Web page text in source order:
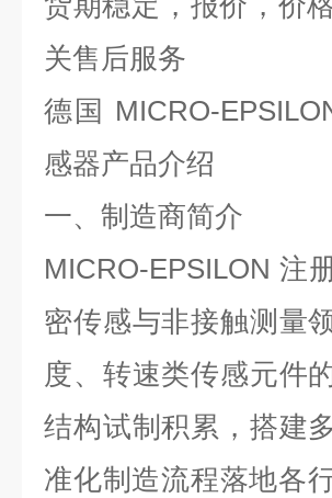
关售后服务
德国 MICRO-
感器产品介绍
一、制造商简介
MICRO-EPSILON 注
密传感与非接触测量
度、转速类传感元件
结构试制积累，搭建
准化制造流程落地各